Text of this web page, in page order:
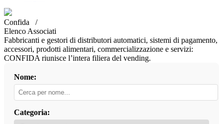
Confida /
Elenco Associati
Fabbricanti e gestori di distributori automatici, sistemi di pagamento,
accessori, prodotti alimentari, commercializzazione e servizi:
CONFIDA riunisce l’intera filiera del vending.
Nome:
Categoria: